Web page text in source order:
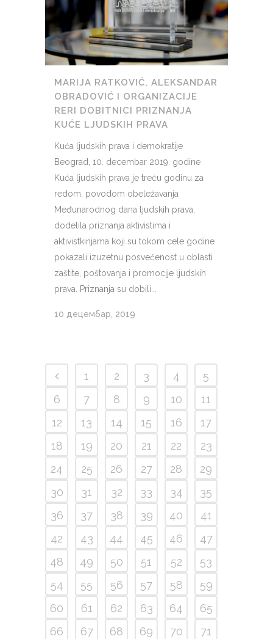
MARIJA RATKOVIĆ, ALEKSANDAR
OBRADOVIĆ I ORGANIZACIJE
RERI DOBITNICI PRIZNANJA
KUĆE LJUDSKIH PRAVA
Kuća ljudskih prava i demokratije
Beograd, 10. decembar 2019. godine
Kuća ljudskih prava je treću godinu za
redom, povodom obeležavanja
Međunarodnog dana ljudskih prava,
dodelila priznanja aktivistima i
aktivistkinjama koji su tokom cele godine
pokazali izuzetnu posvećenost u oblasti
zaštite, poštovanja i promocije ljudskih
prava. Priznanja su dobili...
10 децембар, 2019
1 2 3 4
5
6
7 8 9 10
11
12
13 14 15 16
17
18
19 20 21 22
23
24
25 26 27 28
29
30
31 32 33 34
35
36
37 38 39 40
41
42
43 44 45 46
47
48
49 50 51 52
53
54
55 56 57 58
59
60
61 62 63 64
65
66
67 68 69 70
71